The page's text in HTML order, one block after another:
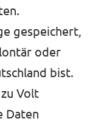
gespeichert,
oder
bist.
Volt
Daten